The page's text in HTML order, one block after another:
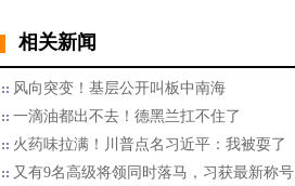
相关新闻
风向突变！基层公开叫板中南海
一滴油都出不去！德黑兰扛不住了
火药味拉满！川普点名习近平：我被耍了
又有9名高级将领同时落马，习获最新称号